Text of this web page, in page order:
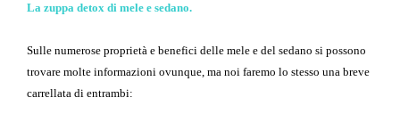
La zuppa detox di mele e sedano.
Sulle numerose proprietà e benefici delle mele e del sedano si possono
trovare molte informazioni ovunque, ma noi faremo lo stesso una breve
carrellata di entrambi: